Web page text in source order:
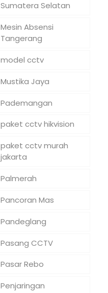
Sumatera Selatan
Mesin Absensi
Tangerang
model cctv
Mustika Jaya
Pademangan
paket cctv hikvision
paket cctv murah
jakarta
Palmerah
Pancoran Mas
Pandeglang
Pasang CCTV
Pasar Rebo
Penjaringan